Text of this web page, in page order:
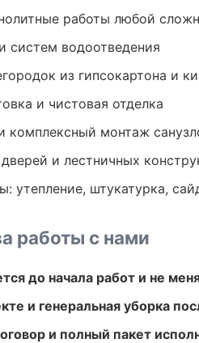
работы любой
систем водоотведения
из гипсокартона и
и чистовая отделка
комплексный монтаж
и лестничных
утепление, штукатурка,
работы с нами
до начала работ и не
и генеральная уборка
и полный пакет